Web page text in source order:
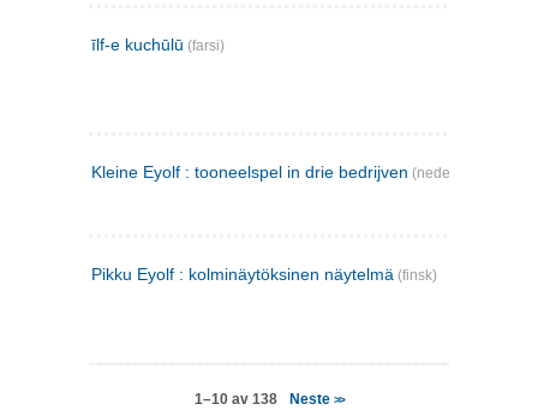
īlf-e kuchūlū (farsi)
Kleine Eyolf : tooneelspel in drie bedrijven (nederlandsk)
Pikku Eyolf : kolminäytöksinen näytelmä (finsk)
1–10 av 138 Neste >>